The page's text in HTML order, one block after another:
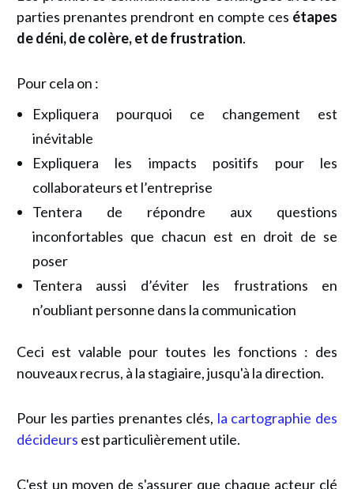
parties prenantes prendront en compte ces étapes
de déni, de colère, et de frustration.
Pour cela on :
Expliquera pourquoi ce changement est
inévitable
Expliquera les impacts positifs pour les
collaborateurs et l’entreprise
Tentera de répondre aux questions
inconfortables que chacun est en droit de se
poser
Tentera aussi d’éviter les frustrations en
n’oubliant personne dans la communication
Ceci est valable pour toutes les fonctions : des
nouveaux recrus, à la stagiaire, jusqu'à la direction.
Pour les parties prenantes clés, la cartographie des
décideurs est particulièrement utile.
C'est un moyen de s'assurer que chaque acteur clé